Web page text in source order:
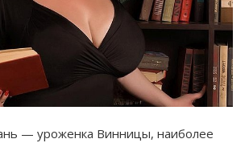
— уроженка Винницы, наиболее